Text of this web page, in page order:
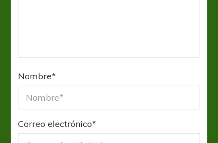
Nombre*
Correo electrónico*